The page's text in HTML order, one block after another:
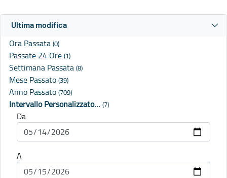
Ultima modifica
Ora Passata (0)
Passate 24 Ore (1)
Settimana Passata (8)
Mese Passato (39)
Anno Passato (709)
Intervallo Personalizzato… (7)
Da
A